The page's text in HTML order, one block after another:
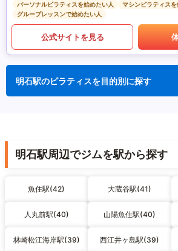
パーソナルピラティスを始めたい人
マシンピラティスを
グループレッスンで始めたい人
公式サイトを見る
明石駅のピラティスを目的別に探す
明石駅周辺でジムを駅から探す
魚住駅(42) 大蔵谷駅(41)
人丸前駅(40) 山陽魚住駅(40)
林崎松江海岸駅(39) 西江井ヶ島駅(39)